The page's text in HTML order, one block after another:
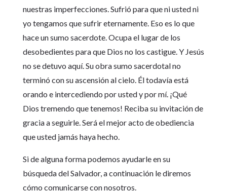
nuestras imperfecciones. Sufrió para que ni usted ni
yo tengamos que sufrir eternamente. Eso es lo que
hace un sumo sacerdote. Ocupa el lugar de los
desobedientes para que Dios no los castigue. Y Jesús
no se detuvo aquí. Su obra sumo sacerdotal no
terminó con su ascensión al cielo. Él todavía está
orando e intercediendo por usted y por mí. ¡Qué
Dios tremendo que tenemos! Reciba su invitación de
gracia a seguirle. Será el mejor acto de obediencia
que usted jamás haya hecho.
Si de alguna forma podemos ayudarle en su
búsqueda del Salvador, a continuación le diremos
cómo comunicarse con nosotros.